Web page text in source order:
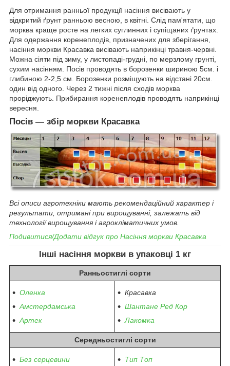
Для отримання ранньої продукції насіння висівають у
відкритий ґрунт ранньою весною, в квітні. Слід пам'ятати, що
морква краще росте на легких суглинних і супіщаних ґрунтах.
Для одержання коренеплодів, призначених для зберігання,
насіння моркви Красавка висівають наприкінці травня-червні.
Можна сіяти під зиму, у листопаді-грудні, по мерзлому грунті,
сухим насінням. Посів проводять в борозенки шириною 5см. і
глибиною 2-2,5 см. Борозенки розміщують на відстані 20см.
один від одного. Через 2 тижні після сходів морква
проріджують. Прибирання коренеплодів проводять наприкінці
вересня.
Посів ― збір моркви Красавка
Всі описи агротехніки мають рекомендаційний характер і
результати, отримані при вирощуванні, залежать від
технології вирощування і агрокліматичних умов.
Подивитися/Додати відгук про Насіння моркви Красавка
Інші насіння моркви в упаковці 1 кг
Ранньостиглі сорти
Оленка
Амстердамська
Артек
Красавка
Шантане Ред Кор
Лакомка
Середньостиглі сорти
Без серцевини
Тип Топ